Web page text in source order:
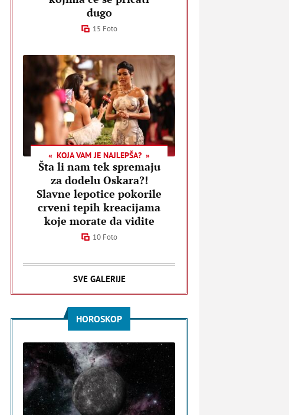
dugo
15 Foto
KOJA VAM JE NAJLEPŠA?
Šta li nam tek spremaju
za dodelu Oskara?!
Slavne lepotice pokorile
crveni tepih kreacijama
koje morate da vidite
10 Foto
SVE GALERIJE
HOROSKOP